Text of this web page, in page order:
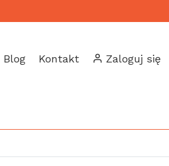
Blog Kontakt Zaloguj się